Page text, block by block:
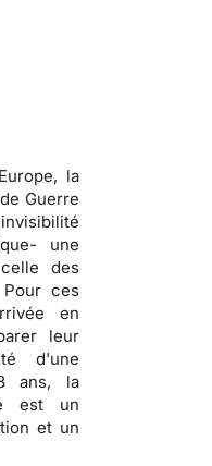
la
Guerre
une
des
ces
en
leur
d'une
ans, la
est un
et un